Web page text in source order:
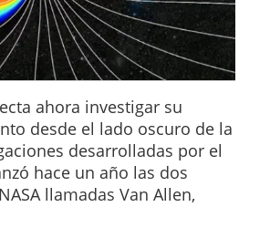
ahora investigar su
desde el lado oscuro de la
desarrolladas por el
hace un año las dos
llamadas Van Allen,